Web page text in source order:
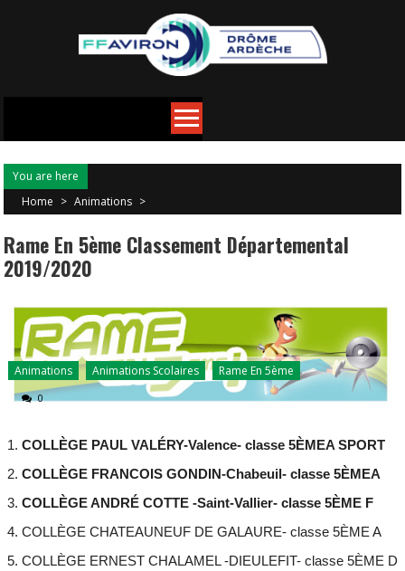
You are here
Home > Animations >
Rame En 5ème Classement Départemental
2019/2020
Animations Animations Scolaires Rame En 5ème
0
COLLÈGE PAUL VALÉRY-Valence- classe 5ÈMEA SPORT
COLLÈGE FRANCOIS GONDIN-Chabeuil- classe 5ÈMEA
COLLÈGE ANDRÉ COTTE -Saint-Vallier- classe 5ÈME F
COLLÈGE CHATEAUNEUF DE GALAURE- classe 5ÈME A
COLLÈGE ERNEST CHALAMEL -DIEULEFIT- classe 5ÈME D